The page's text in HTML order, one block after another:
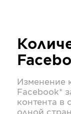
Изменение
Facebook*
контента в